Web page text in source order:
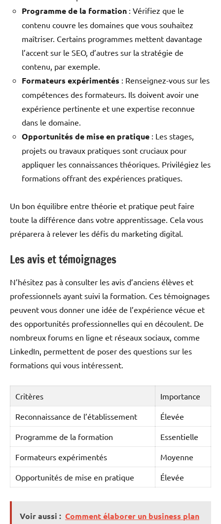
Programme de la formation : Vérifiez que le
contenu couvre les domaines que vous souhaitez
maîtriser. Certains programmes mettent davantage
l’accent sur le SEO, d’autres sur la stratégie de
contenu, par exemple.
Formateurs expérimentés : Renseignez-vous sur les
compétences des formateurs. Ils doivent avoir une
expérience pertinente et une expertise reconnue
dans le domaine.
Opportunités de mise en pratique : Les stages,
projets ou travaux pratiques sont cruciaux pour
appliquer les connaissances théoriques. Privilégiez les
formations offrant des expériences pratiques.
Un bon équilibre entre théorie et pratique peut faire
toute la différence dans votre apprentissage. Cela vous
préparera à relever les défis du marketing digital.
Les avis et témoignages
N’hésitez pas à consulter les avis d’anciens élèves et
professionnels ayant suivi la formation. Ces témoignages
peuvent vous donner une idée de l’expérience vécue et
des opportunités professionnelles qui en découlent. De
nombreux forums en ligne et réseaux sociaux, comme
LinkedIn, permettent de poser des questions sur les
formations qui vous intéressent.
Critères Importance
Reconnaissance de l’établissement Élevée
Programme de la formation Essentielle
Formateurs expérimentés Moyenne
Opportunités de mise en pratique Élevée
Voir aussi : Comment élaborer un business plan